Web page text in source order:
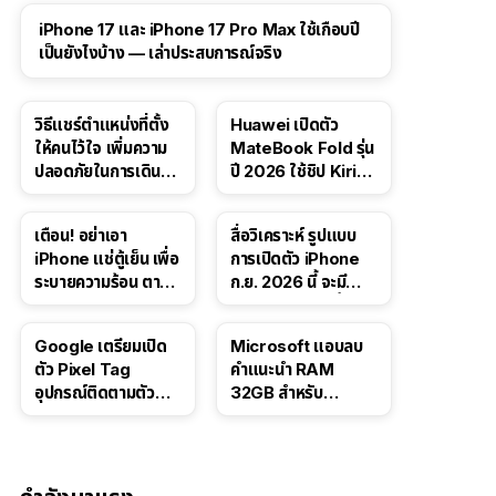
41:47
iPhone 17 และ iPhone 17 Pro Max ใช้เกือบปี
เป็นยังไงบ้าง — เล่าประสบการณ์จริง
วิธีแชร์ตำแหน่งที่ตั้ง
ให้คนไว้ใจ เพิ่มความ
ปลอดภัยในการเดิน
Huawei เปิดตัว
MateBook Fold รุ่น
ปี 2026 ใช้ชิป Kirin
เตือน! อย่าเอา
iPhone แช่ตู้เย็น เพื่อ
ระบายความร้อน ตาม
สื่อวิเคราะห์ รูปแบบ
การเปิดตัว iPhone
ก.ย. 2026 นี้ จะมี
Google เตรียมเปิด
ตัว Pixel Tag
อุปกรณ์ติดตามตัว
Microsoft แอบลบ
คำแนะนำ RAM
32GB สำหรับ